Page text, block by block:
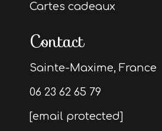
Cartes cadeaux
Contact
Sainte-Maxime, France
06 23 62 65 79
[email protected]